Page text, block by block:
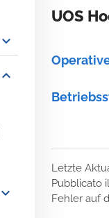
expand_more
expand_more
expand_more
UOS
Letzte
Pubblicato
Fehler auf